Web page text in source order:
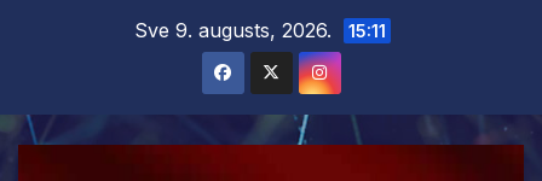
Sve 9. augusts, 2026. 15:11